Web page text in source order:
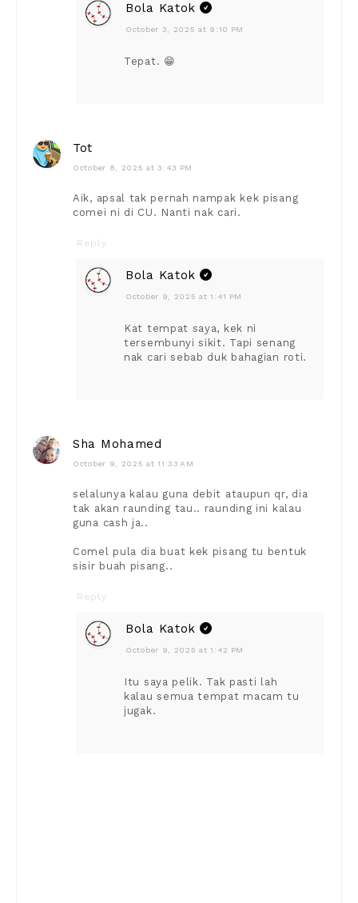
Bola Katok
October 3, 2025 at 9:10 PM
Tepat. 😁
Tot
October 8, 2025 at 3:43 PM
Aik, apsal tak pernah nampak kek pisang
comei ni di CU. Nanti nak cari.
Reply
Bola Katok
October 9, 2025 at 1:41 PM
Kat tempat saya, kek ni
tersembunyi sikit. Tapi senang
nak cari sebab duk bahagian roti.
Sha Mohamed
October 9, 2025 at 11:33 AM
selalunya kalau guna debit ataupun qr, dia
tak akan raunding tau.. raunding ini kalau
guna cash ja..
Comel pula dia buat kek pisang tu bentuk
sisir buah pisang..
Reply
Bola Katok
October 9, 2025 at 1:42 PM
Itu saya pelik. Tak pasti lah
kalau semua tempat macam tu
jugak.